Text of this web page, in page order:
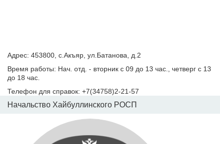
Адрес: 453800, с.Акъяр, ул.Батанова, д.2
Время работы: Нач. отд. - вторник с 09 до 13 час., четверг с 13
до 18 час.
Телефон для справок: +7(34758)2-21-57
Начальство Хайбуллинского РОСП